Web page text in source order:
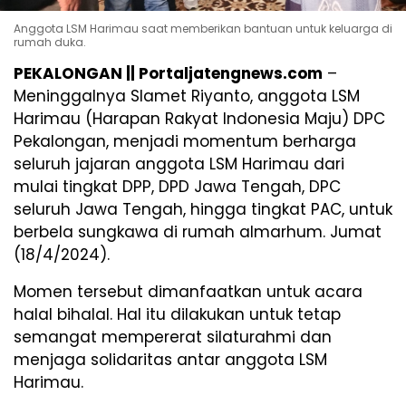
Anggota LSM Harimau saat memberikan bantuan untuk keluarga di
rumah duka.
PEKALONGAN || Portaljatengnews.com –
Meninggalnya Slamet Riyanto, anggota LSM
Harimau (Harapan Rakyat Indonesia Maju) DPC
Pekalongan, menjadi momentum berharga
seluruh jajaran anggota LSM Harimau dari
mulai tingkat DPP, DPD Jawa Tengah, DPC
seluruh Jawa Tengah, hingga tingkat PAC, untuk
berbela sungkawa di rumah almarhum. Jumat
(18/4/2024).
Momen tersebut dimanfaatkan untuk acara
halal bihalal. Hal itu dilakukan untuk tetap
semangat mempererat silaturahmi dan
menjaga solidaritas antar anggota LSM
Harimau.